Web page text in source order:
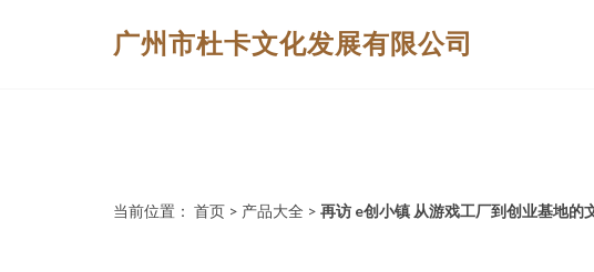
广州市杜卡文化发展有限公司
当前位置： 首页 > 产品大全 > 再访 e创小镇 从游戏工厂到创业基地的